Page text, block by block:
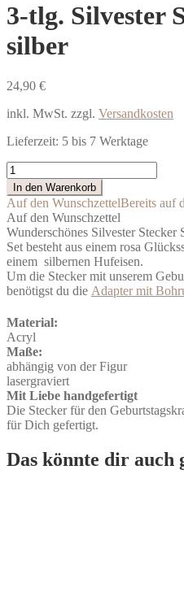
3-tlg. Silvester
silber
24,90 €
inkl. MwSt. zzgl. Versandkosten
Lieferzeit: 5 bis 7 Werktage
3-
tlg.
Silvester
Stecker
Set
silber
Menge
In den Warenkorb
Auf den WunschzettelBereits auf
Auf den Wunschzettel
Wunderschönes Silvester Stecker
Set besteht aus einem rosa
einem silbernen Hufeisen.
Um die Stecker mit unserem
benötigst du die Adapter mit
Material:
Acryl
Maße:
abhängig von der Figur
lasergraviert
Mit Liebe handgefertigt
Die Stecker für den
für Dich gefertigt.
Das könnte dir auch